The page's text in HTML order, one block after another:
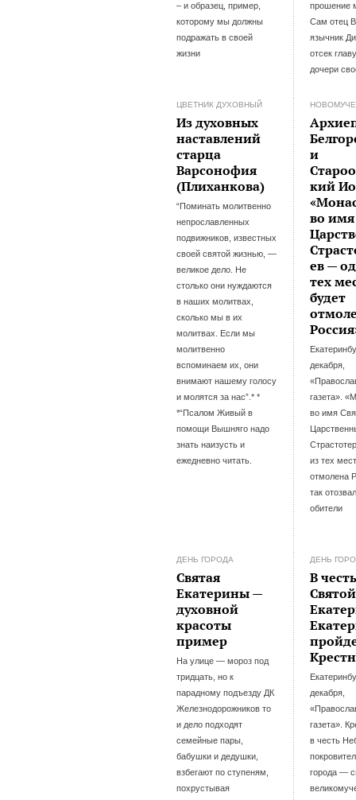
– и образец, пример,
которому мы должны
подражать в своей
жизни
прошение
Сам отец
язычник
отсек
дочери
ЦВЕТНИК ДУХОВНЫЙ
Из духовных
наставлений
старца
Варсонофия
(Плиханкова)
“Поминать молитвенно
непрославленных
подвижников, известных
своей святой жизнью, —
великое дело. Не
столько они нуждаются
в наших молитвах,
сколько мы в их
молитвах. Если мы
молитвенно
вспоминаем их, они
внимают нашему голосу
и молятся за нас”.* *
*“Псалом Живый в
помощи Вышняго надо
знать наизусть и
ежедневно читать.
и
кий
во
ев —
тех
будет
декабря,
газета».
во имя
из тех
отмолена
так
обители
ДЕНЬ ГОРОДА
Святая
Екатерины —
духовной
красоты
пример
На улице — мороз под
тридцать, но к
парадному подъезду ДК
Железнодорожников то
и дело подходят
семейные пары,
бабушки и дедушки,
взбегают по ступеням,
похрустывая
ДЕНЬ
В
Святой
декабря,
газета».
в честь
города —